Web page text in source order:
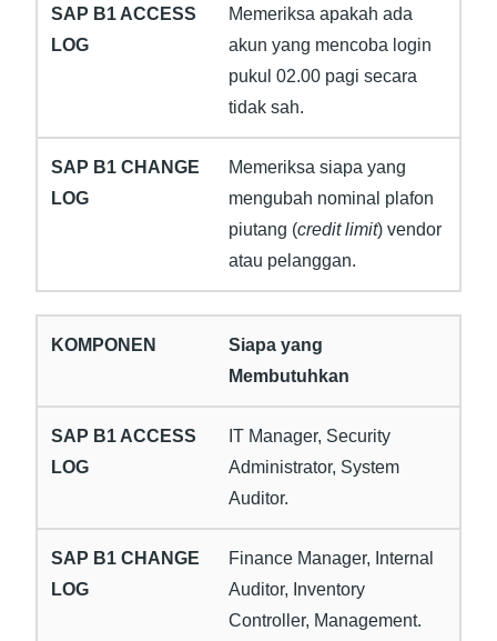
Memeriksa apakah ada
akun yang mencoba login
pukul 02.00 pagi secara
tidak sah.
Memeriksa siapa yang
mengubah nominal plafon
piutang (credit limit) vendor
atau pelanggan.
Siapa yang
Membutuhkan
IT Manager, Security
Administrator, System
Auditor.
Finance Manager, Internal
Auditor, Inventory
Controller, Management.